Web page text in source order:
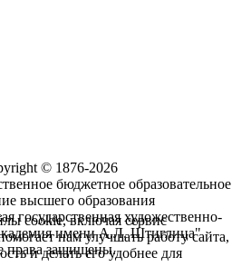
© 1876-2026
бюджетное образовательное
высшего образования
государственная художественно-
имени А.Л. Штиглица"
права защищены.
cookie, включая сервис
нам улучшать работу сайта,
и делать его удобнее для